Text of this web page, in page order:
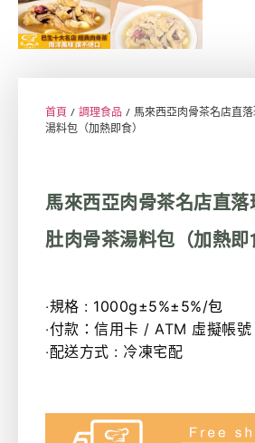
首頁 / 調理食品 / 馬來西亞肉骨茶名店直
湯料包（加熱即食）
馬來西亞肉骨茶名店直
肚肉骨茶湯料包（加熱即
‧規格 : 1000g±5%±5%/包
‧付款：信用卡 / ATM 虛擬帳
‧配送方式 : 冷凍宅配